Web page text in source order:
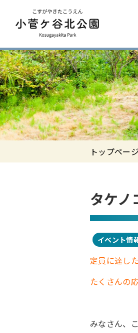
トップページ
タケ
イベント情
定員に達し
たくさんの
みなさん、